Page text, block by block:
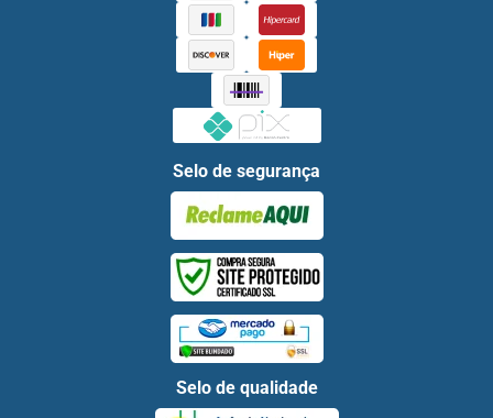
Selo de segurança
Selo de qualidade